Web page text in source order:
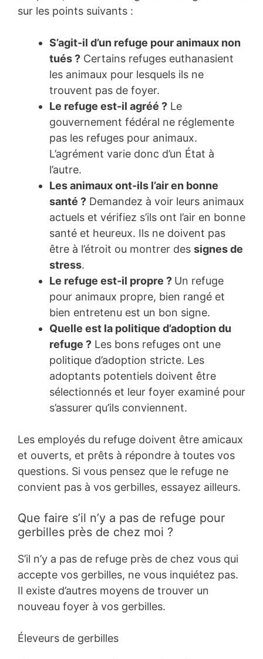
sur les points suivants :
S’agit-il d’un refuge pour animaux non
tués ? Certains refuges euthanasient
les animaux pour lesquels ils ne
trouvent pas de foyer.
Le refuge est-il agréé ? Le
gouvernement fédéral ne réglemente
pas les refuges pour animaux.
L’agrément varie donc d’un État à
l’autre.
Les animaux ont-ils l’air en bonne
santé ? Demandez à voir leurs animaux
actuels et vérifiez s’ils ont l’air en bonne
santé et heureux. Ils ne doivent pas
être à l’étroit ou montrer des signes de
stress.
Le refuge est-il propre ? Un refuge
pour animaux propre, bien rangé et
bien entretenu est un bon signe.
Quelle est la politique d’adoption du
refuge ? Les bons refuges ont une
politique d’adoption stricte. Les
adoptants potentiels doivent être
sélectionnés et leur foyer examiné pour
s’assurer qu’ils conviennent.
Les employés du refuge doivent être amicaux
et ouverts, et prêts à répondre à toutes vos
questions. Si vous pensez que le refuge ne
convient pas à vos gerbilles, essayez ailleurs.
Que faire s’il n’y a pas de refuge pour
gerbilles près de chez moi ?
S’il n’y a pas de refuge près de chez vous qui
accepte vos gerbilles, ne vous inquiétez pas.
Il existe d’autres moyens de trouver un
nouveau foyer à vos gerbilles.
Éleveurs de gerbilles